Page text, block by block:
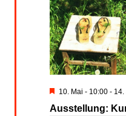
Ausstellung:
Hervorgehoben
10. Mai - 10:00 - 14.